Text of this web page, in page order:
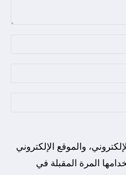
والموقع الإلكتروني
المرة المقبلة في